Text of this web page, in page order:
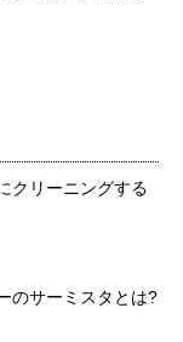
クリーニングする
のサーミスタとは?